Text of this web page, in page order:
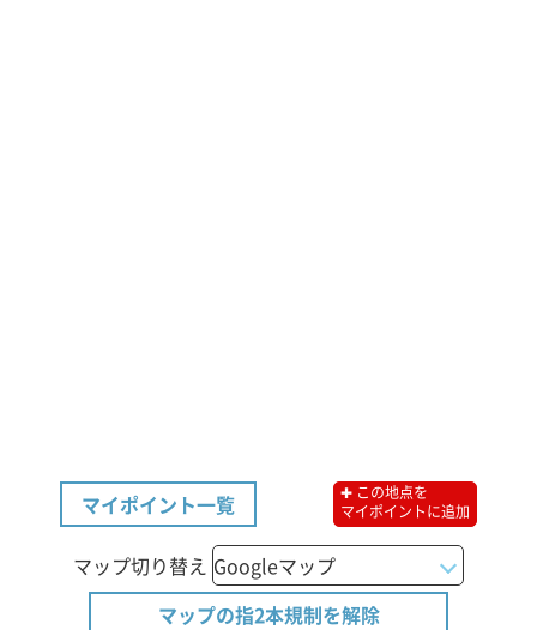
マイポイント一覧
✚ この地点を
マイポイントに追加
マップ切り替え
マップの指2本規制を解除